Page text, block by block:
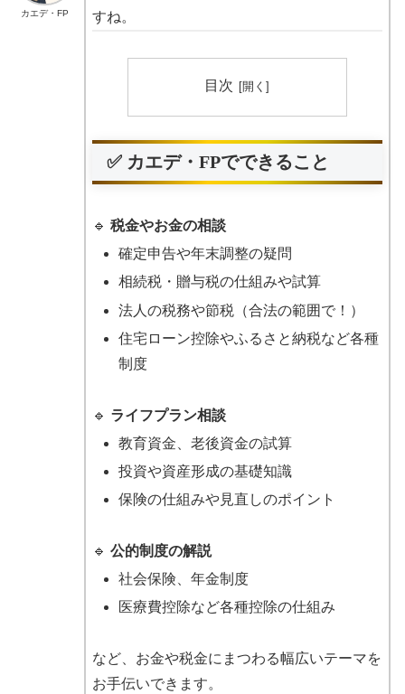
カエデ・FP
すね。
目次
✅ カエデ・FPでできること
🔹 税金やお金の相談
確定申告や年末調整の疑問
相続税・贈与税の仕組みや試算
法人の税務や節税（合法の範囲で！）
住宅ローン控除やふるさと納税など各種
制度
🔹 ライフプラン相談
教育資金、老後資金の試算
投資や資産形成の基礎知識
保険の仕組みや見直しのポイント
🔹 公的制度の解説
社会保険、年金制度
医療費控除など各種控除の仕組み
など、お金や税金にまつわる幅広いテーマを
お手伝いできます。